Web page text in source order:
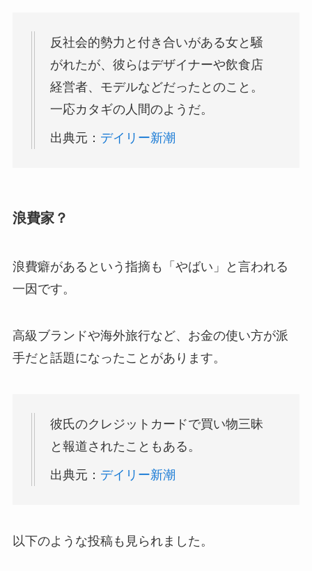
反社会的勢力と付き合いがある女と騒
がれたが、彼らはデザイナーや飲食店
経営者、モデルなどだったとのこと。
一応カタギの人間のようだ。
出典元： デイリー新潮
浪費家？
浪費癖があるという指摘も「やばい」と言われる
一因です。
高級ブランドや海外旅行など、お金の使い方が派
手だと話題になったことがあります。
彼氏のクレジットカードで買い物三昧
と報道されたこともある。
出典元： デイリー新潮
以下のような投稿も見られました。